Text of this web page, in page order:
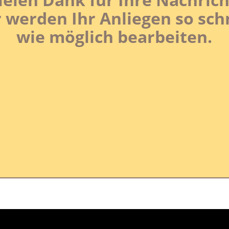
werden Ihr Anliegen so
wie möglich bearbeiten.